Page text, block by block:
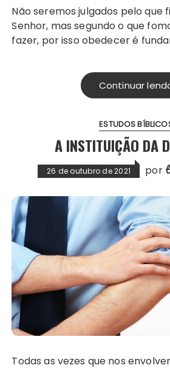
Não seremos julgados pelo que fizemos para o
Senhor, mas segundo o que
fazer, por isso obedecer é
Continuar
ESTUDOS
A INSTITUIÇÃO DA
26 de outubro de 2021 por
Todas as vezes que nos envolvemos em atividades